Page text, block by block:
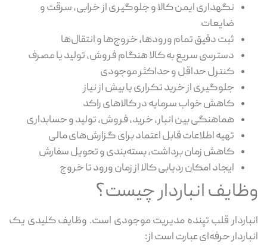
نگهداری ایمن کالا و جلوگیری از خرابی، سرقت و
ضایعات
ثبت دقیق تمام ورودها، خروج‌ها و انتقال‌ها
دسترسی سریع به کالا هنگام فروش، تولید یا مصرف
کنترل حداقل و حداکثر موجودی
جلوگیری از خرید تکراری یا بیش از نیاز
کاهش خواب سرمایه در کالاهای راکد
هماهنگی بین انبار، خرید، فروش، تولید و حسابداری
تهیه اطلاعات قابل اعتماد برای گزارش‌های مالی
کاهش زمان برداشت، بسته‌بندی و تحویل سفارش
ایجاد امکان ردیابی کالا از زمان ورود تا خروج
انباردار چیست؟
قلب تپنده مدیریت موجودی است. وظایف کلیدی یک
حرفه‌ای عبارت است از: